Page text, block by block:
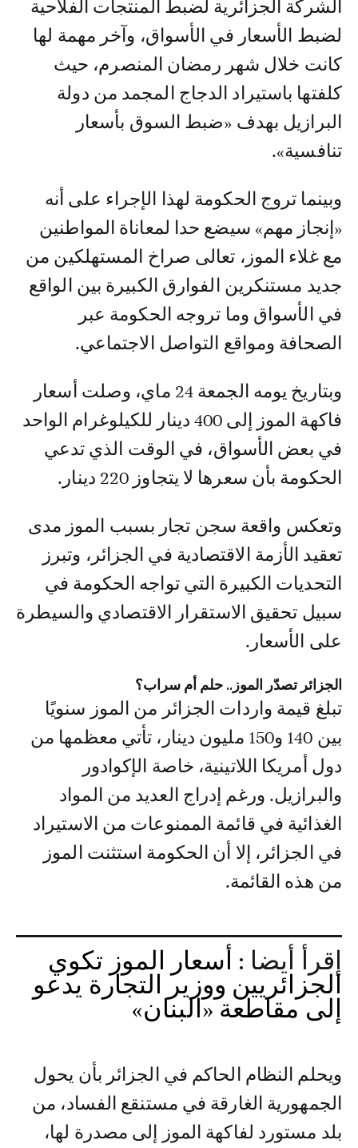
الشركة الجزائرية لضبط المنتجات الفلاحية
لضبط الأسعار في الأسواق، وآخر مهمة لها
كانت خلال شهر رمضان المنصرم، حيث
كلفتها باستيراد الدجاج المجمد من دولة
البرازيل بهدف «ضبط السوق بأسعار
تنافسية».
وبينما تروج الحكومة لهذا الإجراء على أنه
«إنجاز مهم» سيضع حدا لمعاناة المواطنين
مع غلاء الموز، تعالى صراخ المستهلكين من
جديد مستنكرين الفوارق الكبيرة بين الواقع
في الأسواق وما تروجه الحكومة عبر
الصحافة ومواقع التواصل الاجتماعي.
وبتاريخ يومه الجمعة 24 ماي، وصلت أسعار
فاكهة الموز إلى 400 دينار للكيلوغرام الواحد
في بعض الأسواق، في الوقت الذي تدعي
الحكومة بأن سعرها لا يتجاوز 220 دينار.
وتعكس واقعة سجن تجار بسبب الموز مدى
تعقيد الأزمة الاقتصادية في الجزائر، وتبرز
التحديات الكبيرة التي تواجه الحكومة في
سبيل تحقيق الاستقرار الاقتصادي والسيطرة
على الأسعار.
الجزائر تصدّر الموز.. حلم أم سراب؟
تبلغ قيمة واردات الجزائر من الموز سنويًا
بين 140 و150 مليون دينار، تأتي معظمها من
دول أمريكا اللاتينية، خاصة الإكوادور
والبرازيل. ورغم إدراج العديد من المواد
الغذائية في قائمة الممنوعات من الاستيراد
في الجزائر، إلا أن الحكومة استثنت الموز
من هذه القائمة.
إقرأ أيضا : أسعار الموز تكوي
الجزائريين ووزير التجارة يدعو
إلى مقاطعة «البنان»
ويحلم النظام الحاكم في الجزائر بأن يحول
الجمهورية الغارقة في مستنقع الفساد، من
بلد مستورد لفاكهة الموز إلى مصدرة لها،